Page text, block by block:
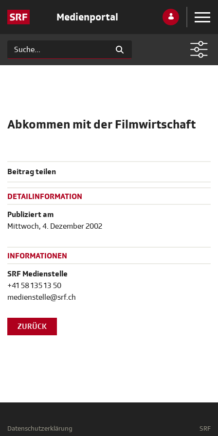
Medienportal
Abkommen mit der Filmwirtschaft
Beitrag teilen
DETAILINFORMATION
Publiziert am
Mittwoch, 4. Dezember 2002
INFORMATIONEN
SRF Medienstelle
+41 58 135 13 50
medienstelle@srf.ch
ZURÜCK
Datenschutzerklärung SRF